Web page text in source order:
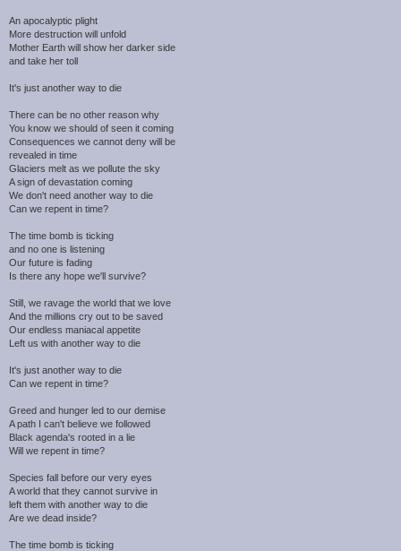
An apocalyptic plight
More destruction will unfold
Mother Earth will show her darker side
and take her toll
It's just another way to die
There can be no other reason why
You know we should of seen it coming
Consequences we cannot deny will be
revealed in time
Glaciers melt as we pollute the sky
A sign of devastation coming
We don't need another way to die
Can we repent in time?
The time bomb is ticking
and no one is listening
Our future is fading
Is there any hope we'll survive?
Still, we ravage the world that we love
And the millions cry out to be saved
Our endless maniacal appetite
Left us with another way to die
It's just another way to die
Can we repent in time?
Greed and hunger led to our demise
A path I can't believe we followed
Black agenda's rooted in a lie
Will we repent in time?
Species fall before our very eyes
A world that they cannot survive in
left them with another way to die
Are we dead inside?
The time bomb is ticking